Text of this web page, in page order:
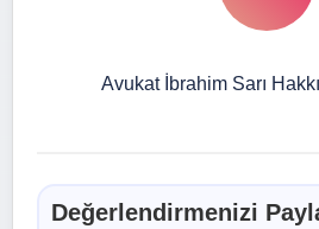
Avukat İbrahim Sarı
Değerlendirmenizi